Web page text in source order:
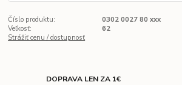
Číslo produktu:
0302 0027 80 xxx
Veľkosť:
62
Strážiť cenu / dostupnosť
DOPRAVA LEN ZA 1€